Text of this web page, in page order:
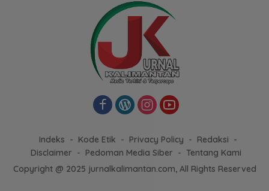
Indeks Kode Etik Privacy Policy
Redaksi
Disclaimer
Pedoman Media Siber
Tentang Kami
Copyright @ 2025 jurnalkalimantan.com, All Rights Reserved